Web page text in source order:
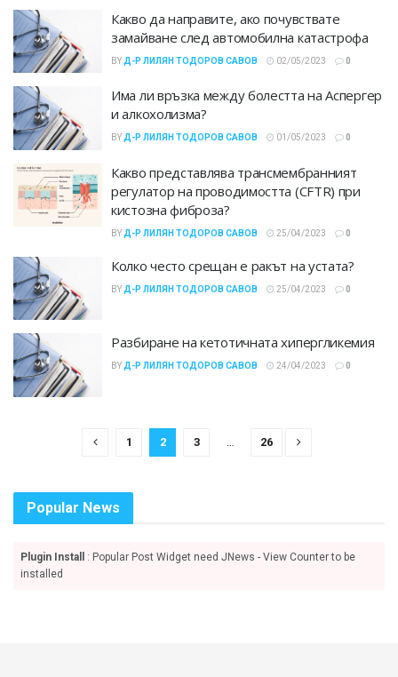
Какво да направите, ако почувствате
замайване след автомобилна катастрофа
BY Д-Р ЛИЛЯН ТОДОРОВ САВОВ 02/05/2023 0
Има ли връзка между болестта на Аспергер
и алкохолизма?
BY Д-Р ЛИЛЯН ТОДОРОВ САВОВ 01/05/2023 0
Какво представлява трансмембранният
регулатор на проводимостта (CFTR) при
кистозна фиброза?
BY Д-Р ЛИЛЯН ТОДОРОВ САВОВ 25/04/2023 0
Колко често срещан е ракът на устата?
BY Д-Р ЛИЛЯН ТОДОРОВ САВОВ 25/04/2023 0
Разбиране на кетотичната хипергликемия
BY Д-Р ЛИЛЯН ТОДОРОВ САВОВ 24/04/2023 0
1 2 3 26
Popular News
Plugin Install
: Popular Post Widget need JNews - View Counter to be
installed